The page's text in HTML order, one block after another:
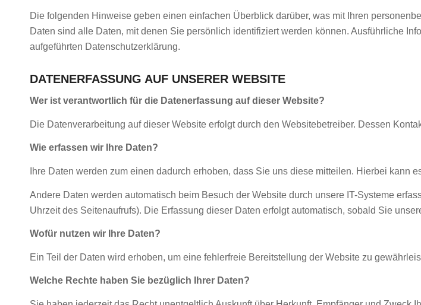
Die folgenden Hinweise geben einen einfachen Überblick darüber, was mit Ihren
Daten sind alle Daten, mit denen Sie persönlich identifiziert werden können. Ausführliche
aufgeführten Datenschutzerklärung.
DATENERFASSUNG AUF UNSERER WEBSITE
Wer ist verantwortlich für die Datenerfassung auf dieser Website?
Die Datenverarbeitung auf dieser Website erfolgt durch den Websitebetreiber. Dessen
Wie erfassen wir Ihre Daten?
Ihre Daten werden zum einen dadurch erhoben, dass Sie uns diese mitteilen. Hierbei kann
Andere Daten werden automatisch beim Besuch der Website durch unsere IT-Systeme
Uhrzeit des Seitenaufrufs). Die Erfassung dieser Daten erfolgt automatisch, sobald Sie
Wofür nutzen wir Ihre Daten?
Ein Teil der Daten wird erhoben, um eine fehlerfreie Bereitstellung der Website zu
Welche Rechte haben Sie bezüglich Ihrer Daten?